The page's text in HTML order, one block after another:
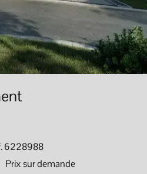
6228988
Prix sur demande